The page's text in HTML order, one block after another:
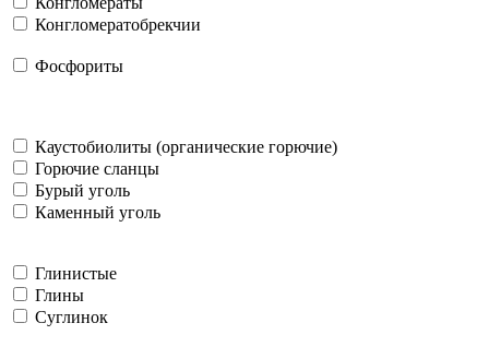
Конгломератобрекчии
Фосфориты
Каустобиолиты (органические горючие)
Горючие сланцы
Бурый уголь
Каменный уголь
Глинистые
Глины
Суглинок